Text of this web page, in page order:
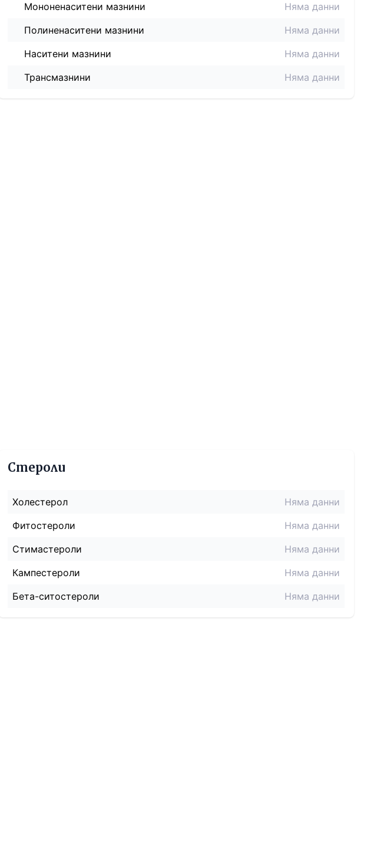
Мононенаситени мазнини
Няма данни
Полиненаситени мазнини
Няма данни
Наситени мазнини
Няма данни
Трансмазнини
Няма данни
Стероли
Холестерол
Няма данни
Фитостероли
Няма данни
Стимастероли
Няма данни
Кампестероли
Няма данни
Бета-ситостероли
Няма данни